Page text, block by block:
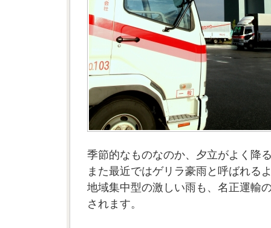
季節的なものなのか、夕立がよく降
また最近ではゲリラ豪雨と呼ばれる
地域集中型の激しい雨も、名正運輸
されます。